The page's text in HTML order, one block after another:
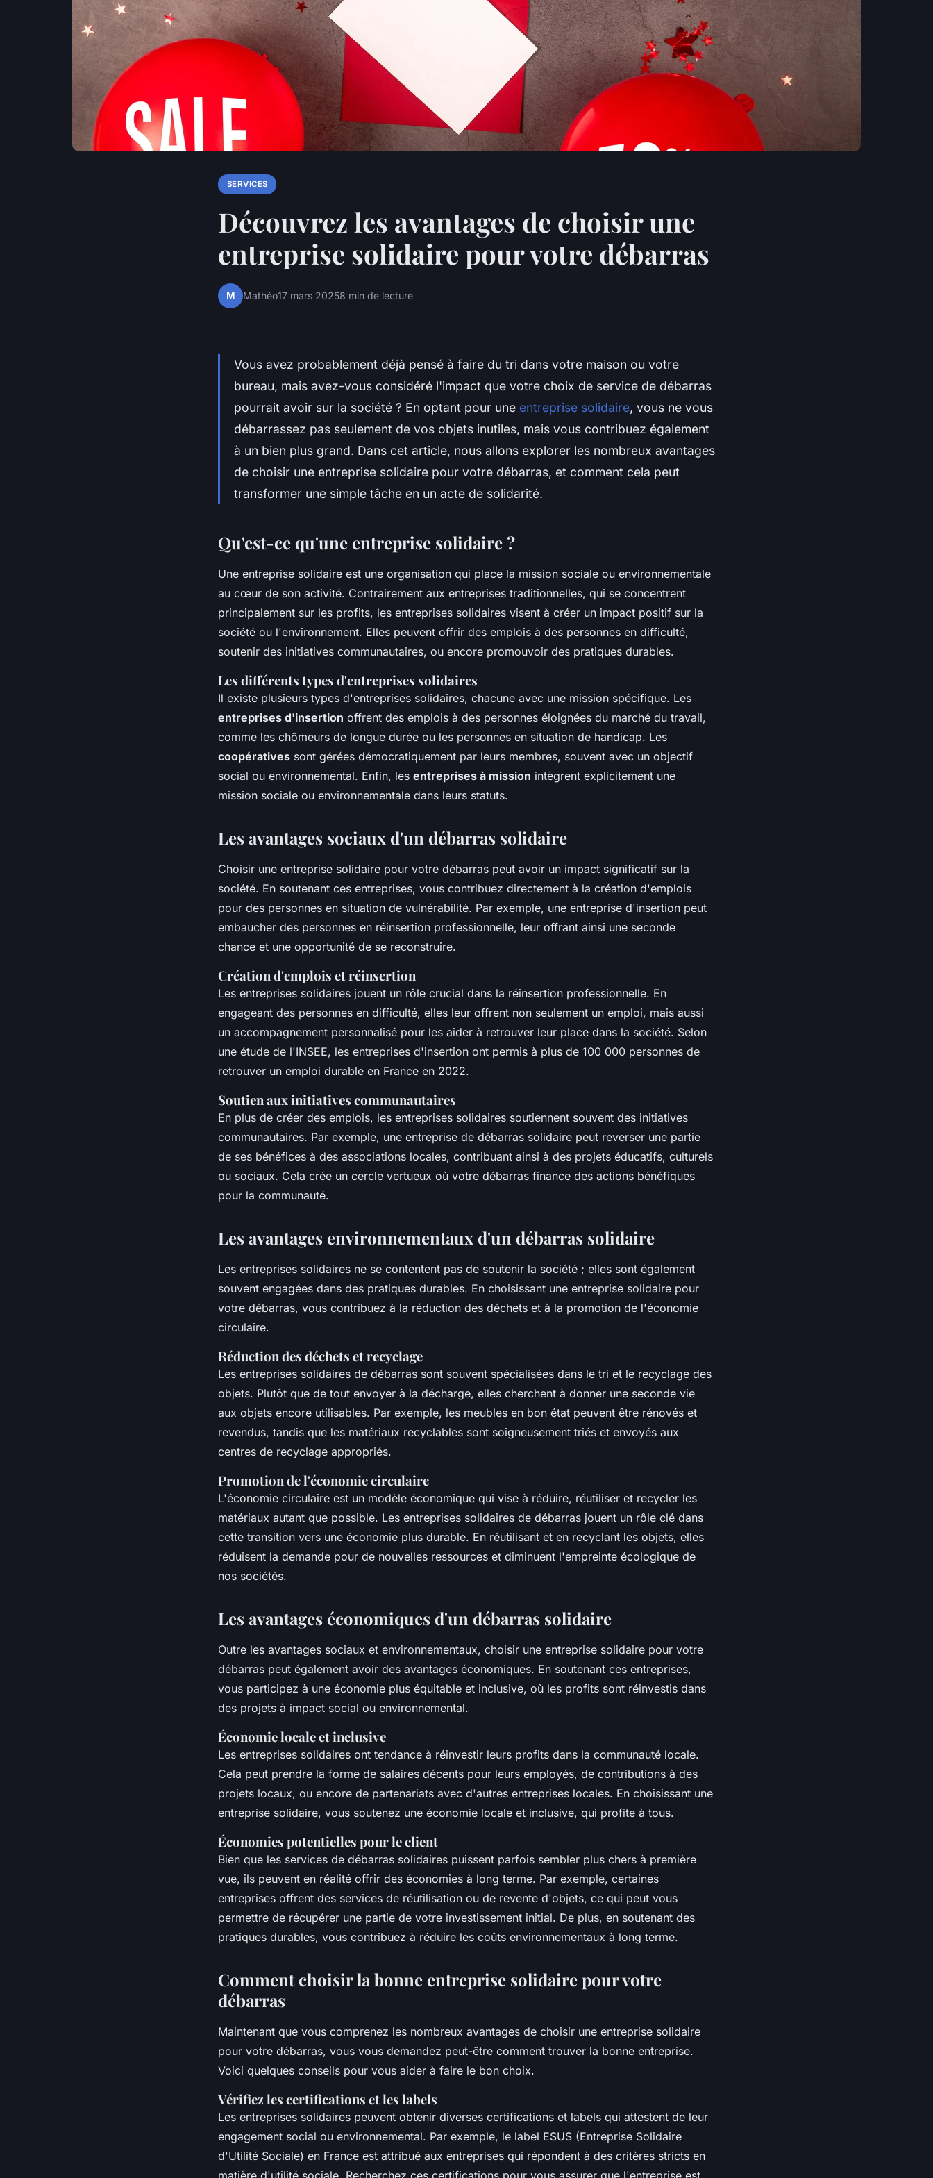
SERVICES
Découvrez les avantages de choisir une
entreprise solidaire pour votre débarras
M Mathéo17 mars 20258 min de lecture
Vous avez probablement déjà pensé à faire du tri dans votre maison ou votre
bureau, mais avez-vous considéré l'impact que votre choix de service de débarras
pourrait avoir sur la société ? En optant pour une entreprise solidaire, vous ne vous
débarrassez pas seulement de vos objets inutiles, mais vous contribuez également
à un bien plus grand. Dans cet article, nous allons explorer les nombreux avantages
de choisir une entreprise solidaire pour votre débarras, et comment cela peut
transformer une simple tâche en un acte de solidarité.
Qu'est-ce qu'une entreprise solidaire ?
Une entreprise solidaire est une organisation qui place la mission sociale ou environnementale
au cœur de son activité. Contrairement aux entreprises traditionnelles, qui se concentrent
principalement sur les profits, les entreprises solidaires visent à créer un impact positif sur la
société ou l'environnement. Elles peuvent offrir des emplois à des personnes en difficulté,
soutenir des initiatives communautaires, ou encore promouvoir des pratiques durables.
Les différents types d'entreprises solidaires
Il existe plusieurs types d'entreprises solidaires, chacune avec une mission spécifique. Les
entreprises d'insertion offrent des emplois à des personnes éloignées du marché du travail,
comme les chômeurs de longue durée ou les personnes en situation de handicap. Les
coopératives sont gérées démocratiquement par leurs membres, souvent avec un objectif
social ou environnemental. Enfin, les entreprises à mission intègrent explicitement une
mission sociale ou environnementale dans leurs statuts.
Les avantages sociaux d'un débarras solidaire
Choisir une entreprise solidaire pour votre débarras peut avoir un impact significatif sur la
société. En soutenant ces entreprises, vous contribuez directement à la création d'emplois
pour des personnes en situation de vulnérabilité. Par exemple, une entreprise d'insertion peut
embaucher des personnes en réinsertion professionnelle, leur offrant ainsi une seconde
chance et une opportunité de se reconstruire.
Création d'emplois et réinsertion
Les entreprises solidaires jouent un rôle crucial dans la réinsertion professionnelle. En
engageant des personnes en difficulté, elles leur offrent non seulement un emploi, mais aussi
un accompagnement personnalisé pour les aider à retrouver leur place dans la société. Selon
une étude de l'INSEE, les entreprises d'insertion ont permis à plus de 100 000 personnes de
retrouver un emploi durable en France en 2022.
Soutien aux initiatives communautaires
En plus de créer des emplois, les entreprises solidaires soutiennent souvent des initiatives
communautaires. Par exemple, une entreprise de débarras solidaire peut reverser une partie
de ses bénéfices à des associations locales, contribuant ainsi à des projets éducatifs, culturels
ou sociaux. Cela crée un cercle vertueux où votre débarras finance des actions bénéfiques
pour la communauté.
Les avantages environnementaux d'un débarras solidaire
Les entreprises solidaires ne se contentent pas de soutenir la société ; elles sont également
souvent engagées dans des pratiques durables. En choisissant une entreprise solidaire pour
votre débarras, vous contribuez à la réduction des déchets et à la promotion de l'économie
circulaire.
Réduction des déchets et recyclage
Les entreprises solidaires de débarras sont souvent spécialisées dans le tri et le recyclage des
objets. Plutôt que de tout envoyer à la décharge, elles cherchent à donner une seconde vie
aux objets encore utilisables. Par exemple, les meubles en bon état peuvent être rénovés et
revendus, tandis que les matériaux recyclables sont soigneusement triés et envoyés aux
centres de recyclage appropriés.
Promotion de l'économie circulaire
L'économie circulaire est un modèle économique qui vise à réduire, réutiliser et recycler les
matériaux autant que possible. Les entreprises solidaires de débarras jouent un rôle clé dans
cette transition vers une économie plus durable. En réutilisant et en recyclant les objets, elles
réduisent la demande pour de nouvelles ressources et diminuent l'empreinte écologique de
nos sociétés.
Les avantages économiques d'un débarras solidaire
Outre les avantages sociaux et environnementaux, choisir une entreprise solidaire pour votre
débarras peut également avoir des avantages économiques. En soutenant ces entreprises,
vous participez à une économie plus équitable et inclusive, où les profits sont réinvestis dans
des projets à impact social ou environnemental.
Économie locale et inclusive
Les entreprises solidaires ont tendance à réinvestir leurs profits dans la communauté locale.
Cela peut prendre la forme de salaires décents pour leurs employés, de contributions à des
projets locaux, ou encore de partenariats avec d'autres entreprises locales. En choisissant une
entreprise solidaire, vous soutenez une économie locale et inclusive, qui profite à tous.
Économies potentielles pour le client
Bien que les services de débarras solidaires puissent parfois sembler plus chers à première
vue, ils peuvent en réalité offrir des économies à long terme. Par exemple, certaines
entreprises offrent des services de réutilisation ou de revente d'objets, ce qui peut vous
permettre de récupérer une partie de votre investissement initial. De plus, en soutenant des
pratiques durables, vous contribuez à réduire les coûts environnementaux à long terme.
Comment choisir la bonne entreprise solidaire pour votre
débarras
Maintenant que vous comprenez les nombreux avantages de choisir une entreprise solidaire
pour votre débarras, vous vous demandez peut-être comment trouver la bonne entreprise.
Voici quelques conseils pour vous aider à faire le bon choix.
Vérifiez les certifications et les labels
Les entreprises solidaires peuvent obtenir diverses certifications et labels qui attestent de leur
engagement social ou environnemental. Par exemple, le label ESUS (Entreprise Solidaire
d'Utilité Sociale) en France est attribué aux entreprises qui répondent à des critères stricts en
matière d'utilité sociale. Recherchez ces certifications pour vous assurer que l'entreprise est